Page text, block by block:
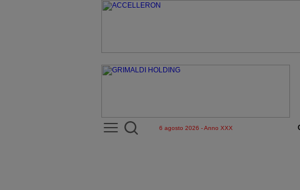
6 agosto 2026 - Anno XXX